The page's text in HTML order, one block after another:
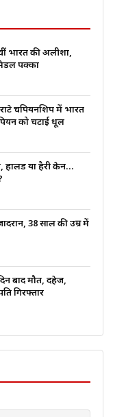
भारत की अलीशा,
पक्का
चैंपियनशिप में भारत
को चटाई धूल
हालैंड या हैरी केन…
38 साल की उम्र में
बाद मौत, दहेज,
गिरफ्तार